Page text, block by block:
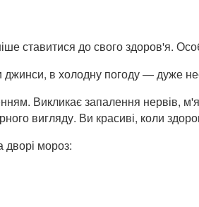
ставитися до свого здоров'я.
джинси, в холодну погоду — дуже
Викликає запалення нервів,
вигляду. Ви красиві, коли
дворі мороз: